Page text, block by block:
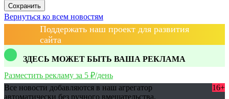
Сохранить
Вернуться ко всем новостям
Поддержать наш проект для развития
сайта
ЗДЕСЬ МОЖЕТ БЫТЬ ВАША РЕКЛАМА
Разместить рекламу за 5 ₽/день
Все новости добавляются в наш агрегатор
автоматически без ручного вмешательства.
16+